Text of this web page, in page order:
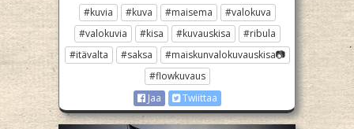
#kuvia #kuva #maisema
#valokuva
#valokuvia
#kisa #kuvauskisa
#ribula
#itävalta
#saksa
#maiskunvalokuvauskisa📷
#flowkuvaus
Jaa
Twiittaa